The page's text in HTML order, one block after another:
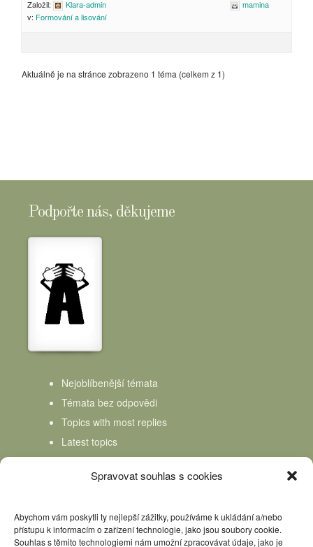
Spravovat souhlas s cookies
Abychom vám poskytli ty nejlepší zážitky, používáme k ukládání a/nebo
přístupu k informacím o zařízení technologie, jako jsou soubory cookie.
Souhlas s těmito technologiemi nám umožní zpracovávat údaje, jako je
Založil:
Klara-admin
v: Formování a lisování
mamina
Aktuálně je na stránce zobrazeno 1 téma (celkem z 1)
Podpořte nás, děkujeme
Nejoblíbenější témata
Témata bez odpovědi
Topics with most replies
Latest topics
Topics Freshness